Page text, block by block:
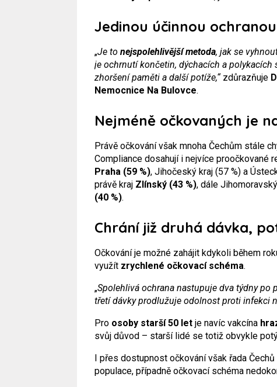
Jedinou účinnou
„Je to nejspolehlivější metoda, jak se
je ochrnutí končetin, dýchacích a polykacích
zhoršení paměti a další potíže,“zdůrazňuje
Nemocnice Na Bulovce.
Nejméně očkovaných je
Právě očkování však mnoha Čechům stále
Compliance dosahují i nejvíce proočkované
Praha (59 %), Jihočeský kraj (57 %) a
právě kraj Zlínský (43 %), dále
(40 %).
Chrání již druhá dávka,
Očkování je možné zahájit kdykoli během
využít zrychlené očkovací schéma.
„Spolehlivá ochrana nastupuje dva týdny po
třetí dávky prodlužuje odolnost proti infekci
Pro osoby starší 50 let je navíc vakcína
svůj důvod – starší lidé se totiž obvykle
I přes dostupnost očkování však řada
populace, případně očkovací schéma